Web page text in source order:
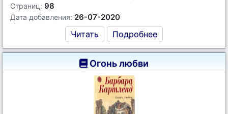
Страниц: 98
Дата добавления: 26-07-2020
Читать Подробнее
Огонь любви